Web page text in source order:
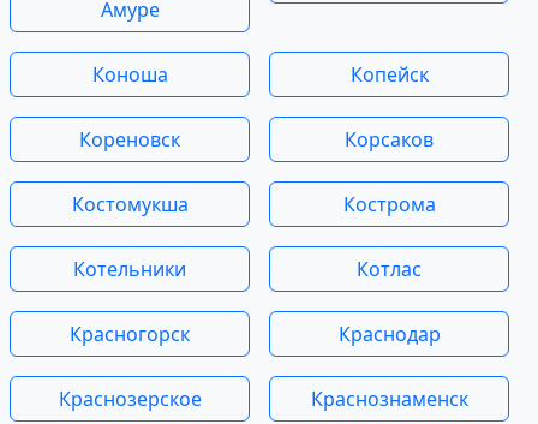
Амуре
Коноша Копейск
Кореновск Корсаков
Костомукша Кострома
Котельники Котлас
Красногорск Краснодар
Краснозерское Краснознаменск